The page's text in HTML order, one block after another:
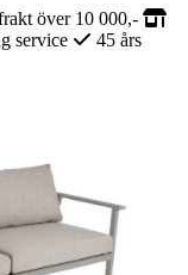
över 10 000,-
service
45 års